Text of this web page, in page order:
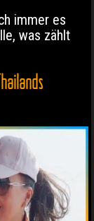
immer es
was zählt